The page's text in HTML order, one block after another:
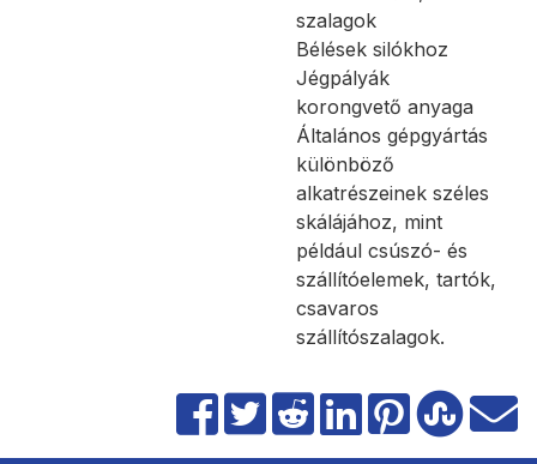
szalagok
Bélések silókhoz
Jégpályák
korongvető anyaga
Általános gépgyártás
különböző
alkatrészeinek széles
skálájához, mint
például csúszó- és
szállítóelemek, tartók,
csavaros
szállítószalagok.